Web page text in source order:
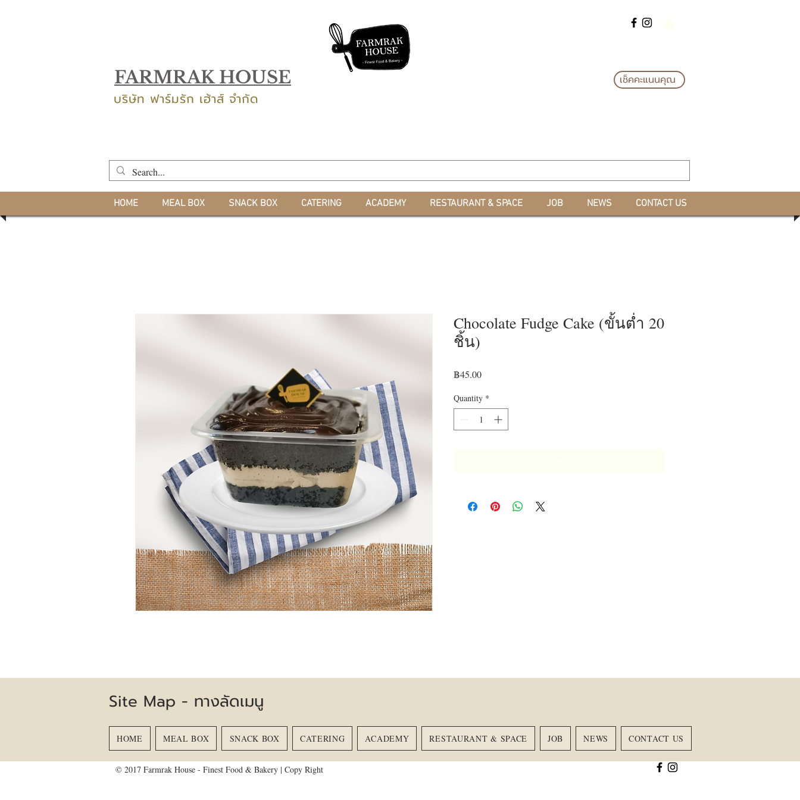
FARMRAK HOUSE
บริษัท ฟาร์มรัก เฮ้าส์ จำกัด
เช็คคะแนนคุณ
HOME MEAL BOX SNACK BOX CATERING ACADEMY RESTAURANT & SPACE JOB NEWS CONTACT US
Chocolate Fudge Cake (ขั้นต่ำ 20
ชิ้น)
฿45.00Price
Quantity *
© 2017 Farmrak House - Finest Food & Bakery | Copy Right
Site Map - ทางลัดเมนู
HOME MEAL BOX SNACK BOX CATERING ACADEMY RESTAURANT & SPACE JOB NEWS CONTACT US